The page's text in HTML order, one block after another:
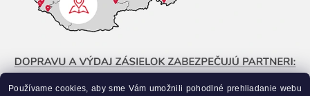
Používame cookies, aby sme Vám umožnili pohodlné prehliadanie webu